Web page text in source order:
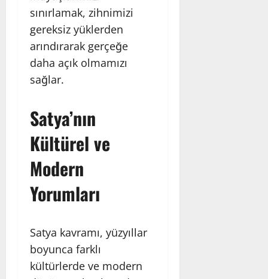
sınırlamak, zihnimizi
gereksiz yüklerden
arındırarak gerçeğe
daha açık olmamızı
sağlar.
Satya’nın
Kültürel ve
Modern
Yorumları
Satya kavramı, yüzyıllar
boyunca farklı
kültürlerde ve modern